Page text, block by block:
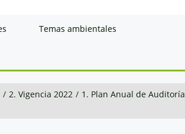
Temas ambientales
/ 2. Vigencia 2022 / 1. Plan Anual de Auditoría